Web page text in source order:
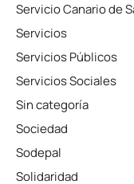
Servicio Canario de
Servicios
Servicios Públicos
Servicios Sociales
Sin categoría
Sociedad
Sodepal
Solidaridad